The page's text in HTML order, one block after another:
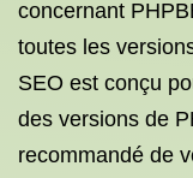
concernant
toutes les
SEO est conçu
des versions de
recommandé de